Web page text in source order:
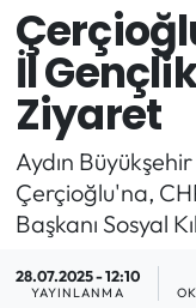
İl
Ziyaret
Aydın
Çerçioğlu'na,
Başkanı Sosyal
28.07.2025 - 12:10
YAYINLANMA